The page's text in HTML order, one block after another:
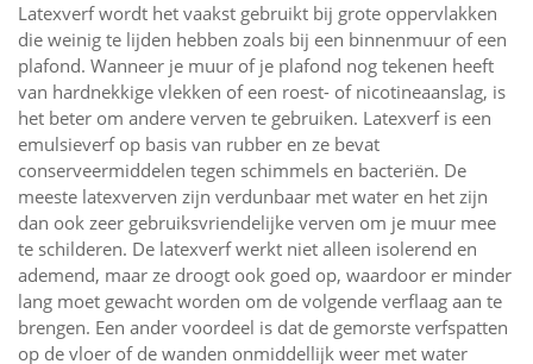
Latexverf wordt het vaakst gebruikt bij grote oppervlakken
die weinig te lijden hebben zoals bij een binnenmuur of een
plafond. Wanneer je muur of je plafond nog tekenen heeft
van hardnekkige vlekken of een roest- of nicotineaanslag, is
het beter om andere verven te gebruiken. Latexverf is een
emulsieverf op basis van rubber en ze bevat
conserveermiddelen tegen schimmels en bacteriën. De
meeste latexverven zijn verdunbaar met water en het zijn
dan ook zeer gebruiksvriendelijke verven om je muur mee
te schilderen. De latexverf werkt niet alleen isolerend en
ademend, maar ze droogt ook goed op, waardoor er minder
lang moet gewacht worden om de volgende verflaag aan te
brengen. Een ander voordeel is dat de gemorste verfspatten
op de vloer of de wanden onmiddellijk weer met water